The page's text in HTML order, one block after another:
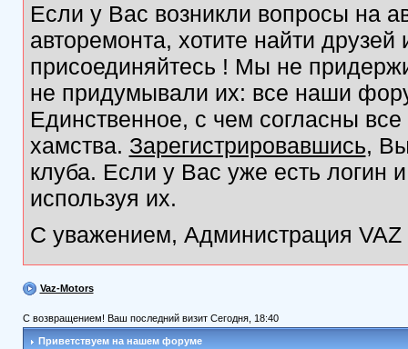
Если у Вас возникли вопросы на
авторемонта, хотите найти
присоединяйтесь ! Мы не
не придумывали их: все наши
Единственное, с чем согласны
хамства. Зарегистрировавшись,
клуба. Если у Вас уже есть логин
используя их.
С уважением, Администрация VAZ
Vaz-Motors
С возвращением! Ваш последний визит Сегодня, 18:40
Приветствуем на нашем форуме